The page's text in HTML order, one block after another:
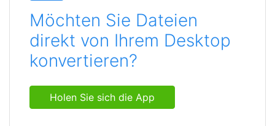
Möchten Sie Dateien
direkt von Ihrem Desktop
konvertieren?
Holen Sie sich die App